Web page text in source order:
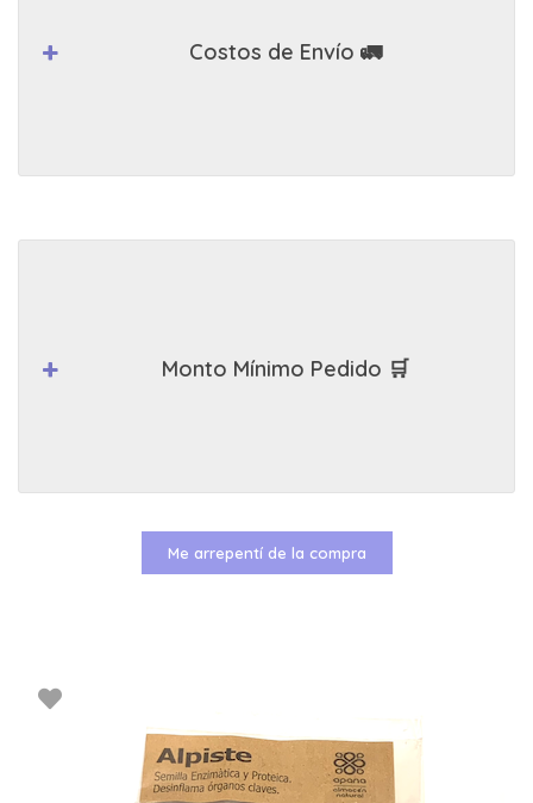
Costos de Envío 🚛
Monto Mínimo Pedido 🛒
Me arrepentí de la compra